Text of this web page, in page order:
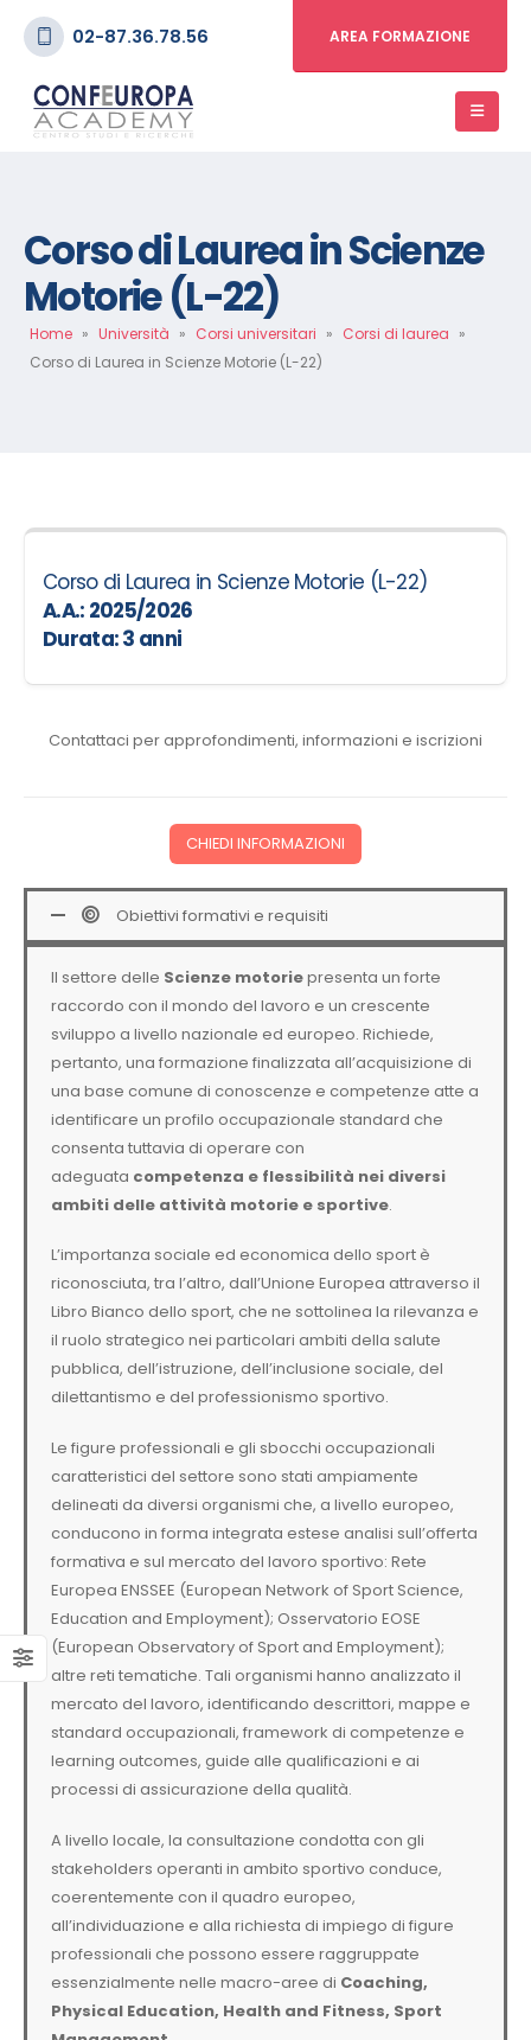
02-87.36.78.56 AREA FORMAZIONE
Corso di Laurea in Scienze
Motorie (L-22)
Home » Università » Corsi universitari » Corsi di laurea »
Corso di Laurea in Scienze Motorie (L-22)
Corso di Laurea in Scienze Motorie (L-22)
A.A.: 2025/2026
Durata:3 anni
Contattaci per approfondimenti, informazioni e iscrizioni
CHIEDI INFORMAZIONI
Obiettivi formativi e requisiti
Il settore delle Scienze motoriepresenta un forte
raccordo con il mondo del lavoro e un crescente
sviluppo a livello nazionale ed europeo. Richiede,
pertanto, una formazione finalizzata all’acquisizione di
una base comune di conoscenze e competenze atte a
identificare un profilo occupazionale standard che
consenta tuttavia di operare con
adeguata competenza e flessibilità nei diversi
ambiti delle attività motorie e sportive.
L’importanza sociale ed economica dello sport è
riconosciuta, tra l’altro, dall’Unione Europea attraverso il
Libro Bianco dello sport, che ne sottolinea la rilevanza e
il ruolo strategico nei particolari ambiti della salute
pubblica, dell’istruzione, dell’inclusione sociale, del
dilettantismo e del professionismo sportivo.
Le figure professionali e gli sbocchi occupazionali
caratteristici del settore sono stati ampiamente
delineati da diversi organismi che, a livello europeo,
conducono in forma integrata estese analisi sull’offerta
formativa e sul mercato del lavoro sportivo: Rete
Europea ENSSEE (European Network of Sport Science,
Education and Employment); Osservatorio EOSE
(European Observatory of Sport and Employment);
altre reti tematiche. Tali organismi hanno analizzato il
mercato del lavoro, identificando descrittori, mappe e
standard occupazionali, framework di competenze e
learning outcomes, guide alle qualificazioni e ai
processi di assicurazione della qualità.
A livello locale, la consultazione condotta con gli
stakeholders operanti in ambito sportivo conduce,
coerentemente con il quadro europeo,
all’individuazione e alla richiesta di impiego di figure
professionali che possono essere raggruppate
essenzialmente nelle macro-aree di Coaching,
Physical Education, Health and Fitness, Sport